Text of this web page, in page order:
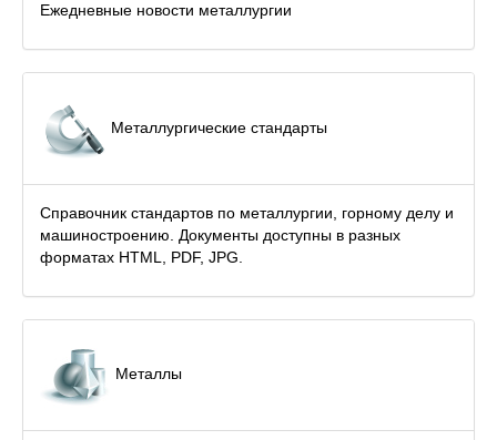
Ежедневные новости металлургии
Металлургические стандарты
Справочник стандартов по металлургии, горному делу и
машиностроению. Документы доступны в разных
форматах HTML, PDF, JPG.
Металлы